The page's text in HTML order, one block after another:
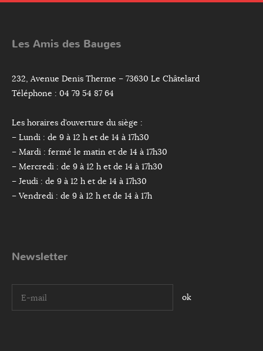
Les Amis des Bauges
232, Avenue Denis Therme – 73630 Le Châtelard
Téléphone : 04 79 54 87 64
Les horaires d’ouverture du siège :
– Lundi : de 9 à 12 h et de 14 à 17h30
– Mardi : fermé le matin et de 14 à 17h30
– Mercredi : de 9 à 12 h et de 14 à 17h30
– Jeudi : de 9 à 12 h et de 14 à 17h30
– Vendredi : de 9 à 12 h et de 14 à 17h
Newsletter
I agree terms and conditions.*